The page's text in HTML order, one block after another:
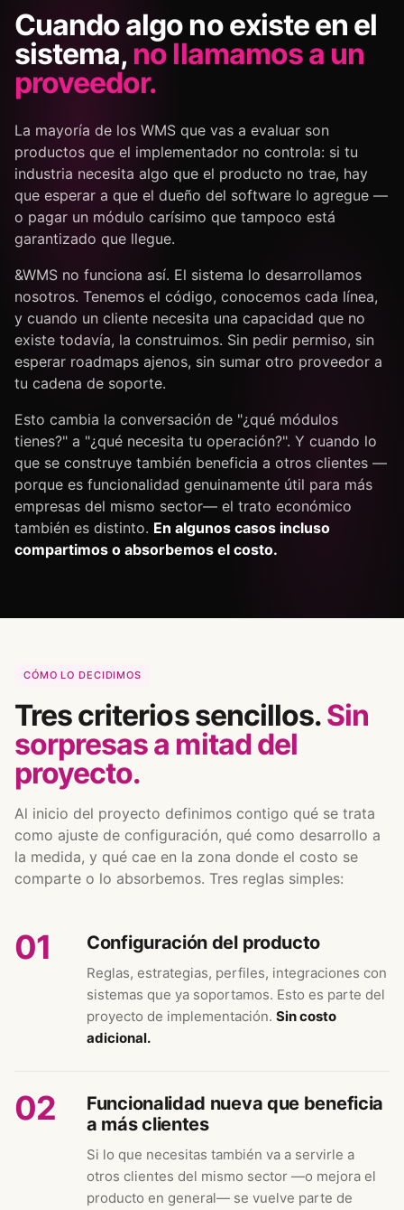
Cuando algo no existe en el
sistema, no llamamos a un
proveedor.
La mayoría de los WMS que vas a evaluar son
productos que el implementador no controla: si tu
industria necesita algo que el producto no trae, hay
que esperar a que el dueño del software lo agregue —
o pagar un módulo carísimo que tampoco está
garantizado que llegue.
&WMS no funciona así. El sistema lo desarrollamos
nosotros. Tenemos el código, conocemos cada línea,
y cuando un cliente necesita una capacidad que no
existe todavía, la construimos. Sin pedir permiso, sin
esperar roadmaps ajenos, sin sumar otro proveedor a
tu cadena de soporte.
Esto cambia la conversación de "¿qué módulos
tienes?" a "¿qué necesita tu operación?". Y cuando lo
que se construye también beneficia a otros clientes —
porque es funcionalidad genuinamente útil para más
empresas del mismo sector— el trato económico
también es distinto. En algunos casos incluso
compartimos o absorbemos el costo.
CÓMO LO DECIDIMOS
Tres criterios sencillos.Sin
sorpresas a mitad del
proyecto.
Al inicio del proyecto definimos contigo qué se trata
como ajuste de configuración, qué como desarrollo a
la medida, y qué cae en la zona donde el costo se
comparte o lo absorbemos. Tres reglas simples:
01 Configuración del producto
Reglas, estrategias, perfiles, integraciones con
sistemas que ya soportamos. Esto es parte del
proyecto de implementación. Sin costo
adicional.
02
Funcionalidad nueva que beneficia
a más clientes
Si lo que necesitas también va a servirle a
otros clientes del mismo sector —o mejora el
producto en general— se vuelve parte de